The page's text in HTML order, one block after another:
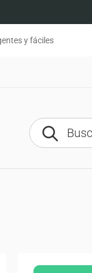
y fáciles